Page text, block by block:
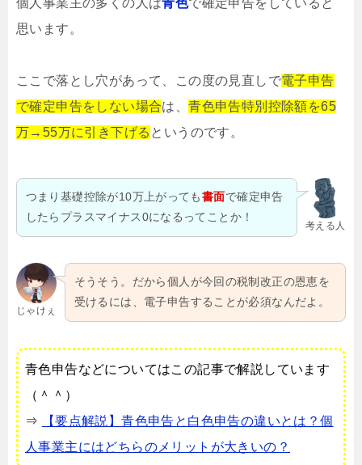
思います。
ここで落とし穴があって、この度の見直しで電子申告
で確定申告をしない場合は、青色申告特別控除額を65
万→55万に引き下げる というのです。
考える人
つまり基礎控除が10万上がっても書面で確定申告
したらプラスマイナス0になるってことか！
じゃけぇ
そうそう。だから個人が今回の税制改正の恩恵を
受けるには、電子申告することが必須なんだよ。
青色申告などについてはこの記事で解説しています
（＾＾）
⇒
【要点解説】青色申告と白色申告の違いとは？個
人事業主にはどちらのメリットが大きいの？